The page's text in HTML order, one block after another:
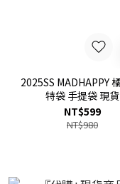
2025SS MADHAPPY
特袋 手提袋 現貨
NT$599
NT$980